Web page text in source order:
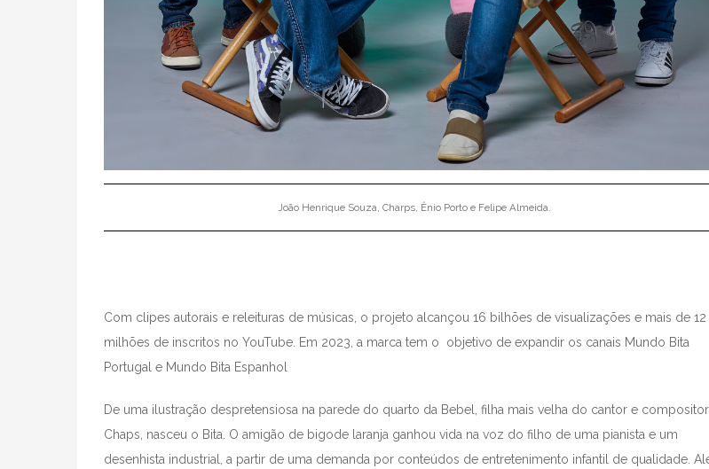
João Henrique Souza, Charps, Ênio Porto e Felipe Almeida.
Com clipes autorais e releituras de músicas, o projeto alcançou 16 bilhões de visualizações e mais de 12
milhões de inscritos no YouTube. Em 2023, a marca tem o objetivo de expandir os canais Mundo Bita
Portugal e Mundo Bita Espanhol
De uma ilustração despretensiosa na parede do quarto da Bebel, filha mais velha do cantor e compositor
Chaps, nasceu o Bita. O amigão de bigode laranja ganhou vida na voz do filho de uma pianista e um
desenhista industrial, a partir de uma demanda por conteúdos de entretenimento infantil de qualidade.